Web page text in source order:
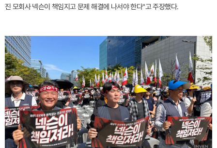
진 모회사 넥슨이 책임지고 문제 해결에 나서야 한다"고 주장했다.